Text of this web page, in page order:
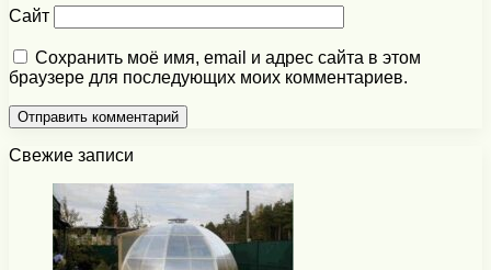
Сайт
Сохранить моё имя, email и адрес сайта в этом
браузере для последующих моих комментариев.
Свежие записи